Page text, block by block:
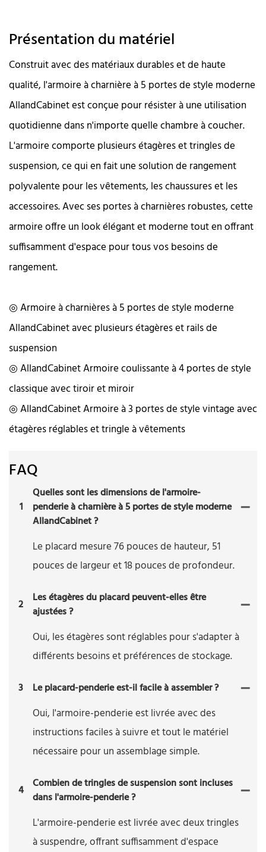
Présentation du matériel
Construit avec des matériaux durables et de haute
qualité, l'armoire à charnière à 5 portes de style moderne
AllandCabinet est conçue pour résister à une utilisation
quotidienne dans n'importe quelle chambre à coucher.
L'armoire comporte plusieurs étagères et tringles de
suspension, ce qui en fait une solution de rangement
polyvalente pour les vêtements, les chaussures et les
accessoires. Avec ses portes à charnières robustes, cette
armoire offre un look élégant et moderne tout en offrant
suffisamment d'espace pour tous vos besoins de
rangement.
◎ Armoire à charnières à 5 portes de style moderne
AllandCabinet avec plusieurs étagères et rails de
suspension
◎ AllandCabinet Armoire coulissante à 4 portes de style
classique avec tiroir et miroir
◎ AllandCabinet Armoire à 3 portes de style vintage avec
étagères réglables et tringle à vêtements
FAQ
1
Quelles sont les dimensions de l'armoire-
penderie à charnière à 5 portes de style moderne
AllandCabinet ?
Le placard mesure 76 pouces de hauteur, 51
pouces de largeur et 18 pouces de profondeur.
2
Les étagères du placard peuvent-elles être
ajustées ?
Oui, les étagères sont réglables pour s'adapter à
différents besoins et préférences de stockage.
3 Le placard-penderie est-il facile à assembler ?
Oui, l'armoire-penderie est livrée avec des
instructions faciles à suivre et tout le matériel
nécessaire pour un assemblage simple.
4 Combien de tringles de suspension sont incluses
dans l'armoire-penderie ?
L'armoire-penderie est livrée avec deux tringles
à suspendre, offrant suffisamment d'espace